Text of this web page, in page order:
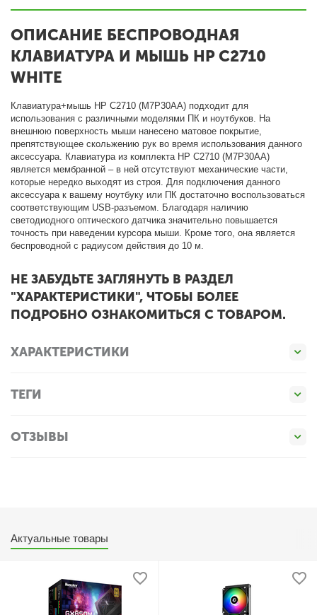
ОПИСАНИЕ БЕСПРОВОДНАЯ
КЛАВИАТУРА И МЫШЬ HP C2710
WHITE
Клавиатура+мышь HP C2710 (M7P30AA) подходит для
использования с различными моделями ПК и ноутбуков. На
внешнюю поверхность мыши нанесено матовое покрытие,
препятствующее скольжению рук во время использования данного
аксессуара. Клавиатура из комплекта HP C2710 (M7P30AA)
является мембранной – в ней отсутствуют механические части,
которые нередко выходят из строя. Для подключения данного
аксессуара к вашему ноутбуку или ПК достаточно воспользоваться
соответствующим USB-разъемом. Благодаря наличию
светодиодного оптического датчика значительно повышается
точность при наведении курсора мыши. Кроме того, она является
беспроводной с радиусом действия до 10 м.
НЕ ЗАБУДЬТЕ ЗАГЛЯНУТЬ В РАЗДЕЛ
"ХАРАКТЕРИСТИКИ", ЧТОБЫ БОЛЕЕ
ПОДРОБНО ОЗНАКОМИТЬСЯ С ТОВАРОМ.
ХАРАКТЕРИСТИКИ
ТЕГИ
ОТЗЫВЫ
Актуальные товары